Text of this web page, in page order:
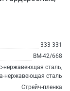
333-331
ВМ-42/668
нержавеющая сталь,
нержавеющая сталь
Стрейч-пленка